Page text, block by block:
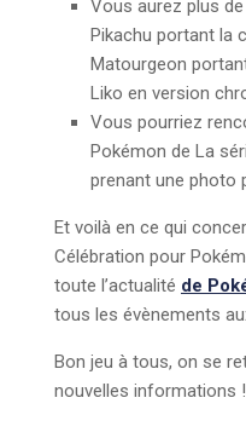
Vous aurez plus
Pikachu portant la
Matourgeon
Liko en version
Vous pourriez
Pokémon de La
prenant une photo
Et voilà en ce qui
Célébration pour
toute l’actualité de
tous les évènements
Bon jeu à tous, on se
nouvelles informations !